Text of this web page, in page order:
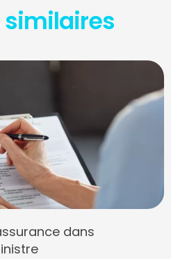
similaires
dans